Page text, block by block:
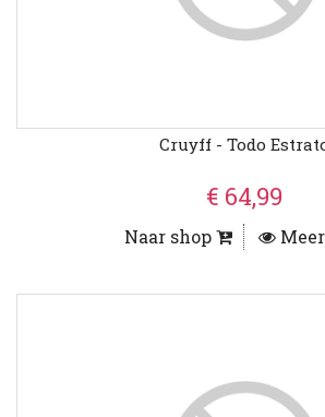
Cruyff - Todo
€ 64,99
Naar shop